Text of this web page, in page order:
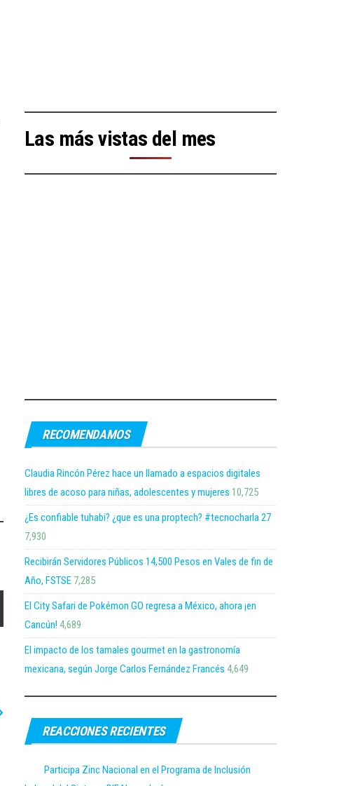
Las más vistas del mes
RECOMENDAMOS
Claudia Rincón Pérez hace un llamado a espacios digitales
libres de acoso para niñas, adolescentes y mujeres 10,725
¿Es confiable tuhabi? ¿que es una proptech? #tecnocharla 27
7,930
Recibirán Servidores Públicos 14,500 Pesos en Vales de fin de
Año, FSTSE 7,285
El City Safari de Pokémon GO regresa a México, ahora ¡en
Cancún! 4,689
El impacto de los tamales gourmet en la gastronomía
mexicana, según Jorge Carlos Fernández Francés 4,649
REACCIONES RECIENTES
Participa Zinc Nacional en el Programa de Inclusión